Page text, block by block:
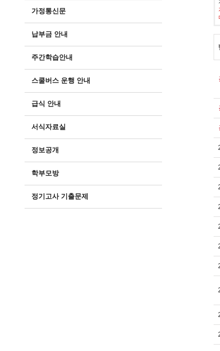
가정통신문
납부금 안내
주간학습안내
스쿨버스 운행 안내
급식 안내
서식자료실
정보공개
학부모방
정기고사 기출문제